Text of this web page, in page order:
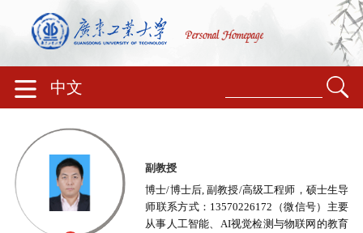
中文
副教授
博士/博士后, 副教授/高级工程师，硕士生导
师联系方式：13570226172（微信号）主要
从事人工智能、AI视觉检测与物联网的教育